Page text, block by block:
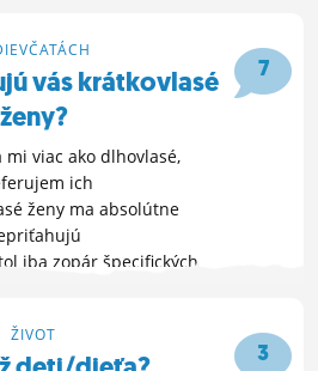
2023 21:32
7
vás krátkovlasé
ženy?
mi viac ako dlhovlasé,
ich
ženy ma absolútne
iba zopár špecifických
2023 17:58 3
ŽIVOT